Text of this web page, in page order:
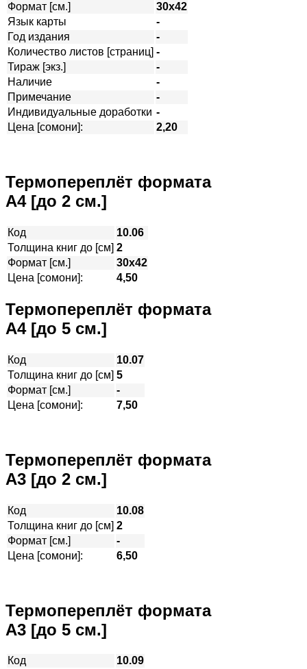
Формат [см.]
30х42
Язык карты
-
Год издания
-
Количество листов [страниц] -
Тираж [экз.]
-
Наличие
-
Примечание
-
Индивидуальные доработки -
Цена [сомони]:
2,20
Термопереплёт формата
А4 [до 2 см.]
Код
10.06
Толщина книг до [см] 2
Формат [см.]
30х42
Цена [сомони]:
4,50
Термопереплёт формата
А4 [до 5 см.]
Код
10.07
Толщина книг до [см] 5
Формат [см.]
-
Цена [сомони]:
7,50
Термопереплёт формата
А3 [до 2 см.]
Код
10.08
Толщина книг до [см] 2
Формат [см.]
-
Цена [сомони]:
6,50
Термопереплёт формата
А3 [до 5 см.]
Код
10.09